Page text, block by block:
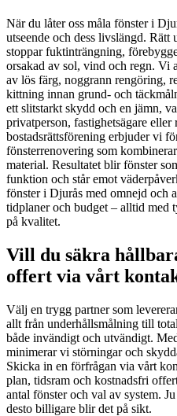
När du låter oss måla fönster i
utseende och dess livslängd. Rätt
stoppar fuktinträngning,
orsakad av sol, vind och regn. Vi
av lös färg, noggrann rengöring,
kittning innan grund- och
ett slitstarkt skydd och en jämn,
privatperson, fastighetsägare eller
bostadsrättsförening erbjuder vi
fönsterrenovering som
material. Resultatet blir fönster
funktion och står emot
fönster i Djurås med omnejd och
tidplaner och budget – alltid
på kvalitet.
Vill du säkra
offert via vårt
Välj en trygg partner som
allt från underhållsmålning till
både invändigt och utvändigt.
minimerar vi störningar och
Skicka in en förfrågan via vårt
plan, tidsram och kostnadsfri
antal fönster och val av system.
desto billigare blir det på sikt.